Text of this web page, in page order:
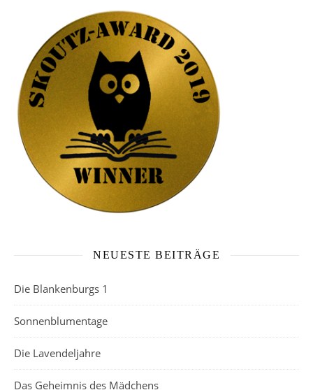
NEUESTE BEITRÄGE
Die Blankenburgs 1
Sonnenblumentage
Die Lavendeljahre
Das Geheimnis des Mädchens